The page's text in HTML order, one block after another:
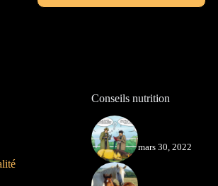
Conseils nutrition
mars 30, 2022